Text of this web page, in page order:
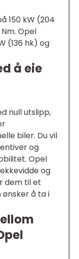
150 kW (204
Opel
(136 hk) og
å eie
null utslipp,
biler. Du vil
og
Opel
og
dem til et
å ta i